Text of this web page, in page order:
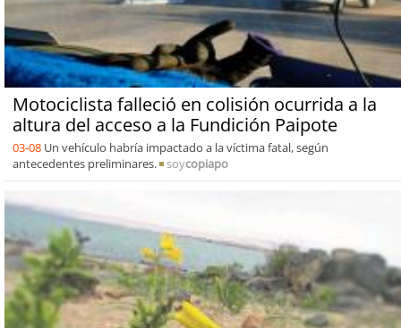
Motociclista falleció en colisión ocurrida a la
altura del acceso a la Fundición Paipote
03-08 Un vehículo habría impactado a la víctima fatal, según
antecedentes preliminares.
soycopiapo